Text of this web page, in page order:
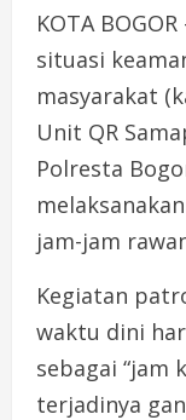
KOTA
situasi
masyarakat
Unit QR
Polresta
jam-jam
Kegiatan
waktu dini
sebagai “jam
terjadinya